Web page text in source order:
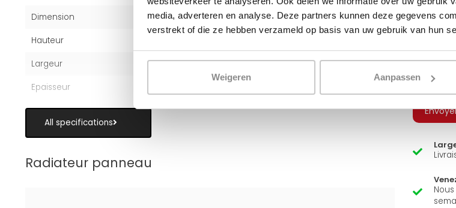
media, adverteren en analyse. Deze partners kunnen deze gegevens
verstrekt of die ze hebben verzameld op basis van uw gebruik van hun
Weigeren Aanpassen
Dimension 60x80 cm
Hauteur
Largeur 80 cm" -> "80 cm
Epaisseur
All specifications
Radiateur panneau
Avez-
Simon